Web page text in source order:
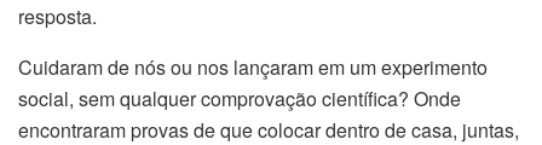
resposta.
Cuidaram de nós ou nos lançaram em um experimento
social, sem qualquer comprovação científica? Onde
encontraram provas de que colocar dentro de casa, juntas,